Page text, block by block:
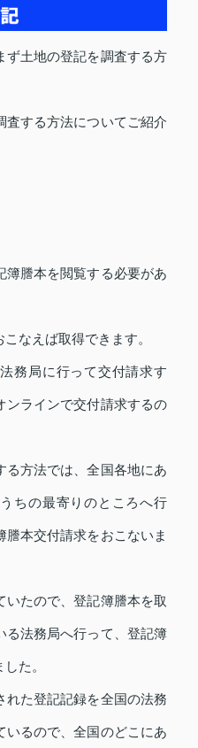
ず土地の登記を調査する方
査する方法についてご紹介
簿謄本を閲覧する必要があ
なえば取得できます。
務局に行って交付請求す
ンラインで交付請求するの
る方法では、全国各地にあ
ちの最寄りのところへ行
謄本交付請求をおこないま
いたので、登記簿謄本を取
る法務局へ行って、登記簿
た。
れた登記記録を全国の法務
いるので、全国のどこにあ